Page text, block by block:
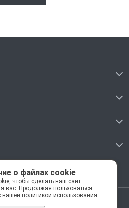
о файлах cookie
чтобы сделать наш сайт
вас. Продолжая пользоваться
нашей политикой использования